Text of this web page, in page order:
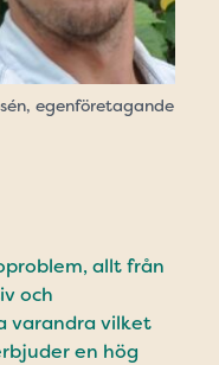
egenföretagande
allt från
och
varandra vilket
en hög